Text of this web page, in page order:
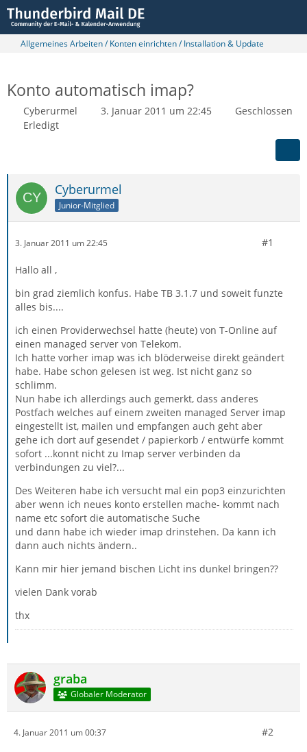
Allgemeines Arbeiten / Konten einrichten / Installation & Update
Konto automatisch imap?
Cyberurmel 3. Januar 2011 um 22:45
Geschlossen
Erledigt
Cyberurmel
Junior-Mitglied
3. Januar 2011 um 22:45 #1
Hallo all ,
bin grad ziemlich konfus. Habe TB 3.1.7 und soweit funzte
alles bis....
ich einen Providerwechsel hatte (heute) von T-Online auf
einen managed server von Telekom.
Ich hatte vorher imap was ich blöderweise direkt geändert
habe. Habe schon gelesen ist weg. Ist nicht ganz so
schlimm.
Nun habe ich allerdings auch gemerkt, dass anderes
Postfach welches auf einem zweiten managed Server imap
eingestellt ist, mailen und empfangen auch geht aber
gehe ich dort auf gesendet / papierkorb / entwürfe kommt
sofort ...konnt nicht zu Imap server verbinden da
verbindungen zu viel?...
Des Weiteren habe ich versucht mal ein pop3 einzurichten
aber wenn ich neues konto erstellen mache- kommt nach
name etc sofort die automatische Suche
und dann habe ich wieder imap drinstehen. Da kann ich
dann auch nichts ändern..
Kann mir hier jemand bischen Licht ins dunkel bringen??
vielen Dank vorab
thx
graba
Globaler Moderator
4. Januar 2011 um 00:37 #2